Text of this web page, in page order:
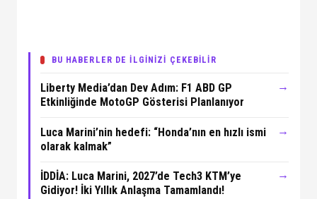
BU HABERLER DE İLGİNİZİ ÇEKEBİLİR
Liberty Media’dan Dev Adım: F1 ABD GP
Etkinliğinde MotoGP Gösterisi Planlanıyor
→
Luca Marini’nin hedefi: “Honda’nın en hızlı ismi
olarak kalmak”
→
İDDİA: Luca Marini, 2027’de Tech3 KTM’ye
Gidiyor! İki Yıllık Anlaşma Tamamlandı!
→